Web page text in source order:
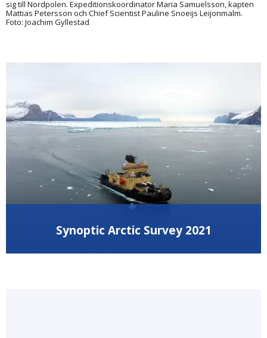
sig till Nordpolen. Expeditionskoordinator Maria Samuelsson, kapten
Mattias Petersson och Chief Scientist Pauline Snoeijs Leijonmalm.
Foto: Joachim Gyllestad
Synoptic Arctic Survey 2021